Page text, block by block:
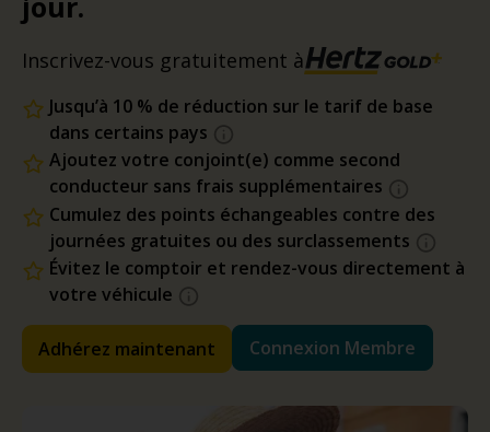
Inscrivez-vous gratuitement à
Jusqu’à 10 % de réduction sur le tarif de base
dans certains pays
Ajoutez votre conjoint(e) comme second
conducteur sans frais supplémentaires
Cumulez des points échangeables contre des
journées gratuites ou des surclassements
Évitez le comptoir et rendez-vous directement à
votre véhicule
Adhérez maintenant Connexion Membre